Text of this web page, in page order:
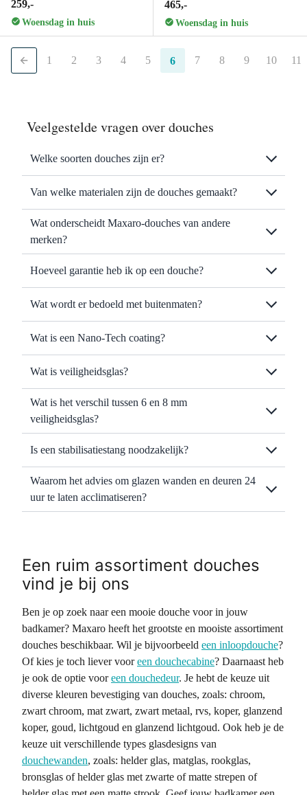
259,-
Woensdag in huis
465,-
Woensdag in huis
1 2 3 4 5 6 7 8 9 10 11
Veelgestelde vragen over douches
Welke soorten douches zijn er?
Van welke materialen zijn de douches gemaakt?
Wat onderscheidt Maxaro-douches van andere
merken?
Hoeveel garantie heb ik op een douche?
Wat wordt er bedoeld met buitenmaten?
Wat is een Nano-Tech coating?
Wat is veiligheidsglas?
Wat is het verschil tussen 6 en 8 mm
veiligheidsglas?
Is een stabilisatiestang noodzakelijk?
Waarom het advies om glazen wanden en deuren 24
uur te laten acclimatiseren?
Een ruim assortiment douches
vind je bij ons
Ben je op zoek naar een mooie douche voor in jouw
badkamer? Maxaro heeft het grootste en mooiste assortiment
douches beschikbaar. Wil je bijvoorbeeld een inloopdouche?
Of kies je toch liever vooreen douchecabine? Daarnaast heb
je ook de optie vooreen douchedeur. Je hebt de keuze uit
diverse kleuren bevestiging van douches, zoals: chroom,
zwart chroom, mat zwart, zwart metaal, rvs, koper, glanzend
koper, goud, lichtgoud en glanzend lichtgoud. Ook heb je de
keuze uit verschillende types glasdesigns van
douchewanden, zoals: helder glas, matglas, rookglas,
bronsglas of helder glas met zwarte of matte strepen of